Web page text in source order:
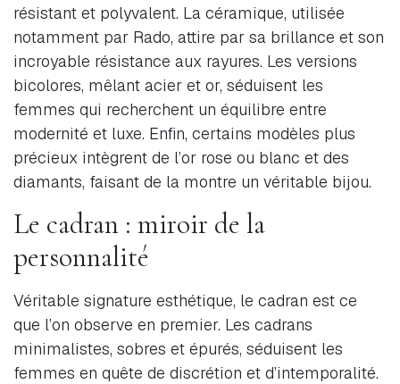
résistant et polyvalent. La céramique, utilisée
notamment par Rado, attire par sa brillance et son
incroyable résistance aux rayures. Les versions
bicolores, mêlant acier et or, séduisent les
femmes qui recherchent un équilibre entre
modernité et luxe. Enfin, certains modèles plus
précieux intègrent de l’or rose ou blanc et des
diamants, faisant de la montre un véritable bijou.
Le cadran : miroir de la
personnalité
Véritable signature esthétique, le cadran est ce
que l’on observe en premier. Les cadrans
minimalistes, sobres et épurés, séduisent les
femmes en quête de discrétion et d’intemporalité.